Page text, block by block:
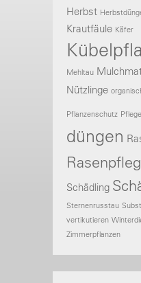
Herbst
Krautfäule Käfer
Mehltau
Nützlinge
Pflanzenschutz Pflege
düngen
Schädling
Sternenrusstau
vertikutieren
Zimmerpflanzen